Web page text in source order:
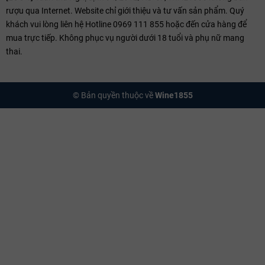
Château Cantemerle:Dòng vang chính (Grand Vin) mang phong
cách cổ điển, cấu trúc mượt mà và hương vị phức hợp.
tiếp cận sớm.
Château Grand-Puy-Lacoste:Một tên tuổi Grand Cru Classé
rượu qua Internet. Website chỉ giới thiệu và tư vấn sản phẩm. Quý
khách vui lòng liên hệ Hotline 0969 111 855 hoặc đến cửa hàng để
mua trực tiếp. Không phục vụ người dưới 18 tuổi và phụ nữ mang
thai.
© Bản quyền thuộc vềWine1855